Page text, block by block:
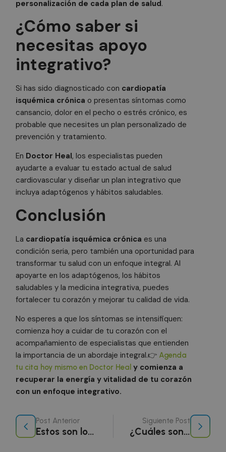
personalización de cada plan de salud.
¿Cómo saber si
necesitas apoyo
integrativo?
Si has sido diagnosticado con cardiopatía
isquémica crónica o presentas síntomas como
cansancio, dolor en el pecho o estrés crónico, es
probable que necesites un plan personalizado de
prevención y tratamiento.
En Doctor Heal, los especialistas pueden
ayudarte a evaluar tu estado actual de salud
cardiovascular y diseñar un plan integrativo que
incluya adaptógenos y hábitos saludables.
Conclusión
La cardiopatía isquémica crónica es una
condición seria, pero también una oportunidad para
transformar tu salud con un enfoque integral. Al
apoyarte en los adaptógenos, los hábitos
saludables y la medicina integrativa, puedes
fortalecer tu corazón y mejorar tu calidad de vida.
No esperes a que los síntomas se intensifiquen:
comienza hoy a cuidar de tu corazón con el
acompañamiento de especialistas que entienden
la importancia de un abordaje integral.👉Agenda
tu cita hoy mismo en Doctor Heal y comienza a
recuperar la energía y vitalidad de tu corazón
con un enfoque integrativo.
Post Anterior
Estos son los alimentos que protegen la memoria y la salud cerebral contra el Alzheimer
Siguiente Post
¿Cuáles son los síntomas del Cáncer de pulmón?
Cookies de funcionalidad
Cookies no clasificadas
Las cookies estrictamente necesarias permiten la
funcionalidad principal del sitio web, como el inicio
web no se puede utilizar correctamente sin las
cookies estrictamente necesarias.
Nombre Proveedor/Dominio Vencimiento
PHPSESSID
PHP.net 3 meses
CookieScriptConsent
doctorhealonline.com
Política de Privacidad de Google